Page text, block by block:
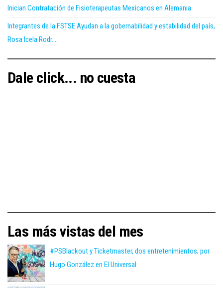
Inician Contratación de Fisioterapeutas Mexicanos en Alemania
Integrantes de la FSTSE Ayudan a la gobernabilidad y estabilidad del país,
Rosa Icela Rodr...
Dale click... no cuesta
Las más vistas del mes
#PSBlackout y Ticketmaster, dos entretenimientos; por
Hugo González en El Universal